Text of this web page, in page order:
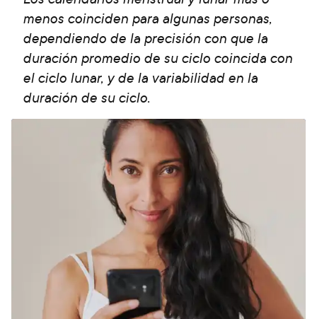
menos coinciden para algunas personas,
dependiendo de la precisión con que la
duración promedio de su ciclo coincida con
el ciclo lunar, y de la variabilidad en la
duración de su ciclo.